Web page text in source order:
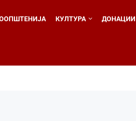
КУЛТУРА ДОНАЦИИ